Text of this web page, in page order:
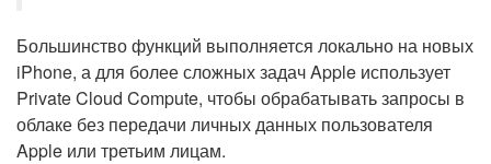
Большинство функций выполняется локально на новых
iPhone, а для более сложных задач Apple использует
Private Cloud Compute, чтобы обрабатывать запросы в
облаке без передачи личных данных пользователя
Apple или третьим лицам.